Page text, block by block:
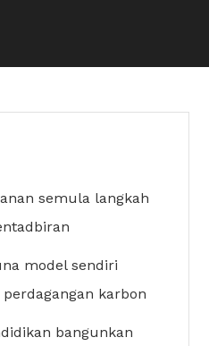
semula langkah
model sendiri
karbon
bangunkan